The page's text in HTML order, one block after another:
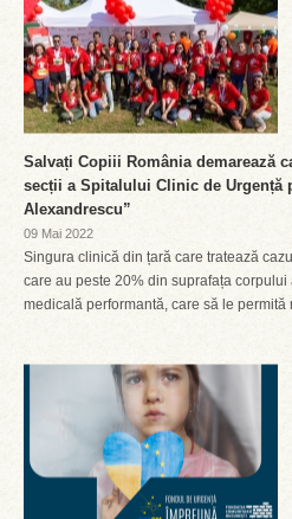
Salvați Copiii România demarează
secții a Spitalului Clinic de Urgență
Alexandrescu”
09 Mai 2022
Singura clinică din țară care tratează
care au peste 20% din suprafața
medicală performantă, care să le permită